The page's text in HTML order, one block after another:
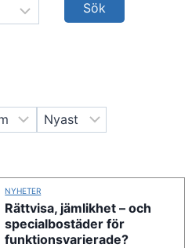
NYHETER
Rättvisa, jämlikhet – och
specialbostäder för
funktionsvarierade?